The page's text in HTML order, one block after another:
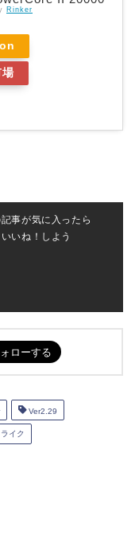
Rinker
記事が気に入ったら
いいね！しよう
Ver2.29
イク